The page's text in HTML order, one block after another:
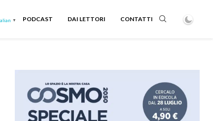
▼ PODCAST DAI LETTORI CONTATTI